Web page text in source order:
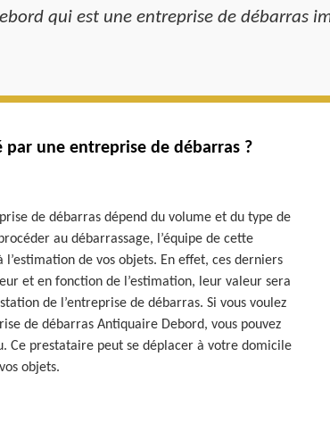
qui est une entreprise de débarras
une entreprise de débarras ?
de débarras dépend du volume et du type de
au débarrassage, l’équipe de cette
de vos objets. En effet, ces derniers
et en fonction de l’estimation, leur valeur sera
de l’entreprise de débarras. Si vous voulez
de débarras Antiquaire Debord, vous pouvez
Ce prestataire peut se déplacer à votre domicile
objets.